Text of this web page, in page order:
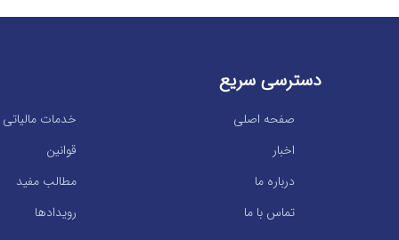
دسترسی سریع
خدمات مالیاتی
صفحه اصلی
قوانین
اخبار
مطالب مفید
درباره ما
رویدادها
تماس با ما